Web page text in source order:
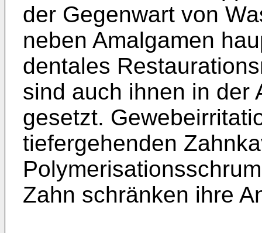
der Gegenwart von
neben Amalgamen
dentales
sind auch ihnen in der
gesetzt.
tiefergehenden
Zahn schränken ihre